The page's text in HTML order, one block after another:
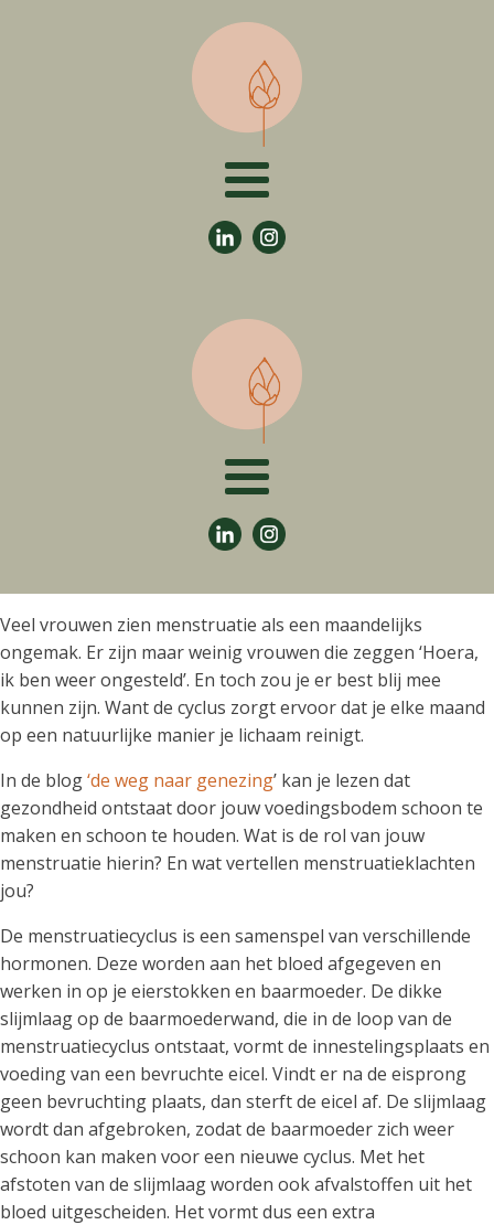
Veel vrouwen zien menstruatie als een maandelijks
ongemak. Er zijn maar weinig vrouwen die zeggen ‘Hoera,
ik ben weer ongesteld’. En toch zou je er best blij mee
kunnen zijn. Want de cyclus zorgt ervoor dat je elke maand
op een natuurlijke manier je lichaam reinigt.
In de blog‘de weg naar genezing’ kan je lezen dat
gezondheid ontstaat door jouw voedingsbodem schoon te
maken en schoon te houden. Wat is de rol van jouw
menstruatie hierin? En wat vertellen menstruatieklachten
jou?
De menstruatiecyclus is een samenspel van verschillende
hormonen. Deze worden aan het bloed afgegeven en
werken in op je eierstokken en baarmoeder. De dikke
slijmlaag op de baarmoederwand, die in de loop van de
menstruatiecyclus ontstaat, vormt de innestelingsplaats en
voeding van een bevruchte eicel. Vindt er na de eisprong
geen bevruchting plaats, dan sterft de eicel af. De slijmlaag
wordt dan afgebroken, zodat de baarmoeder zich weer
schoon kan maken voor een nieuwe cyclus. Met het
afstoten van de slijmlaag worden ook afvalstoffen uit het
bloed uitgescheiden. Het vormt dus een extra